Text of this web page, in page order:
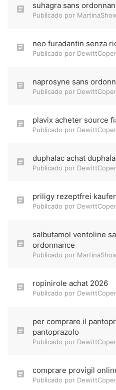
suhagra sans
Publicado por
neo furadantin senza
Publicado por
naprosyne sans
Publicado por
plavix acheter source
Publicado por
duphalac achat
Publicado por
priligy rezeptfrei
Publicado por
salbutamol ventoline
ordonnance
Publicado por
ropinirole achat 2026
Publicado por
per comprare il
pantoprazolo
Publicado por
comprare provigil
Publicado por